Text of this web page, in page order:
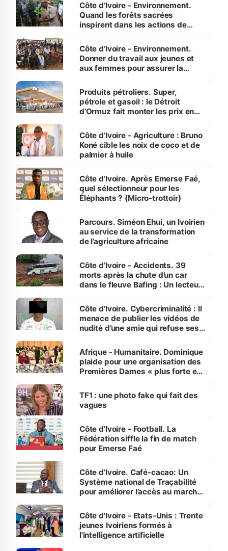
Côte d’Ivoire - Environnement.
Quand les forêts sacrées
inspirent dans les actions de
Côte d’Ivoire - Environnement.
Donner du travail aux jeunes et
aux femmes pour assurer la
menacées
Produits pétroliers. Super,
pétrole et gasoil : le Détroit
d’Ormuz fait monter les prix en
Côte d’Ivoire - Agriculture : Bruno
Koné cible les noix de coco et de
palmier à huile
Côte d’Ivoire. Après Emerse Faé,
quel sélectionneur pour les
Éléphants ? (Micro-trottoir)
Parcours. Siméon Ehui, un Ivoirien
au service de la transformation
de l’agriculture africaine
Côte d’Ivoire - Accidents. 39
morts après la chute d’un car
dans le fleuve Bafing : Un lecteur
des Transports
Côte d'Ivoire. Cybercriminalité : Il
menace de publier les vidéos de
nudité d’une amie qui refuse ses
Afrique - Humanitaire. Dominique
plaide pour une organisation des
Premières Dames « plus forte et
sur la scène internationale »
TF1 : une photo fake qui fait des
vagues
Côte d’Ivoire - Football. La
Fédération siffle la fin de match
pour Emerse Faé
Côte d’Ivoire. Café-cacao: Un
Système national de Traçabilité
pour améliorer l’accès au marché
Côte d'Ivoire - Etats-Unis : Trente
jeunes Ivoiriens formés à
l'intelligence artificielle